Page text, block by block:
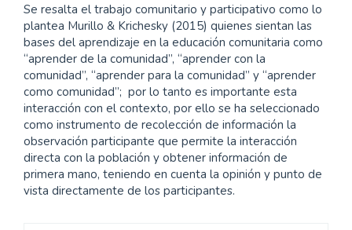
Se resalta el trabajo comunitario y participativo como lo
plantea Murillo & Krichesky (2015) quienes sientan las
bases del aprendizaje en la educación comunitaria como
“aprender de la comunidad”, “aprender con la
comunidad”, “aprender para la comunidad” y “aprender
como comunidad”; por lo tanto es importante esta
interacción con el contexto, por ello se ha seleccionado
como instrumento de recolección de información la
observación participante que permite la interacción
directa con la población y obtener información de
primera mano, teniendo en cuenta la opinión y punto de
vista directamente de los participantes.